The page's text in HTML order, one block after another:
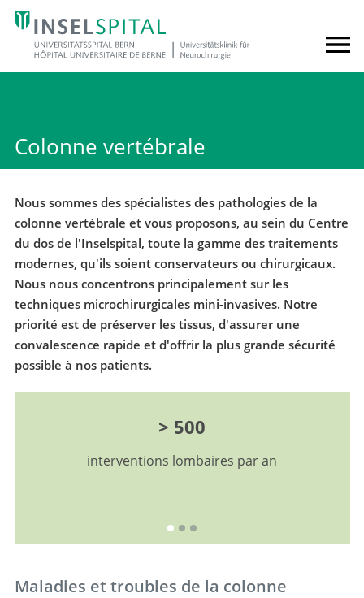
Colonne vertébrale
Nous sommes des spécialistes des pathologies de la
colonne vertébrale et vous proposons, au sein du Centre
du dos de l'Inselspital, toute la gamme des traitements
modernes, qu'ils soient conservateurs ou chirurgicaux.
Nous nous concentrons principalement sur les
techniques microchirurgicales mini-invasives. Notre
priorité est de préserver les tissus, d'assurer une
convalescence rapide et d'offrir la plus grande sécurité
possible à nos patients.
> 500
interventions lombaires par an
Maladies et troubles de la colonne